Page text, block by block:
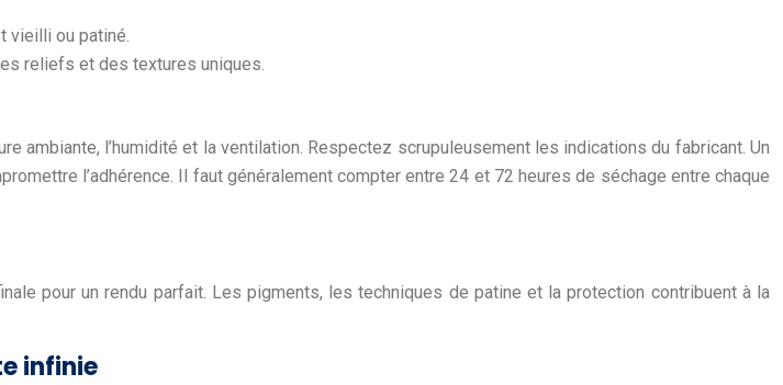
vieilli ou patiné.
reliefs et des textures uniques.
ambiante, l’humidité et la ventilation. Respectez scrupuleusement les indications du fabricant. Un
l’adhérence. Il faut généralement compter entre 24 et 72 heures de séchage entre chaque
pour un rendu parfait. Les pigments, les techniques de patine et la protection contribuent à la
infinie